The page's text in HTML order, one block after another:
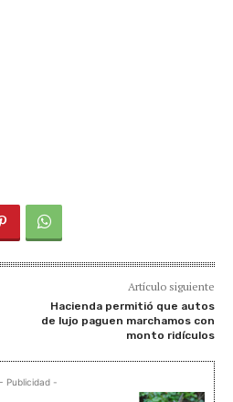
Artículo siguiente
Hacienda permitió que autos
de lujo paguen marchamos con
monto ridículos
- Publicidad -